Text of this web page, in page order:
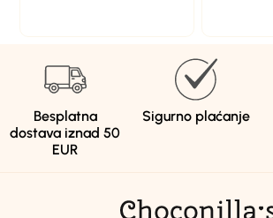
Besplatna
dostava iznad 50
EUR
Sigurno plaćanje